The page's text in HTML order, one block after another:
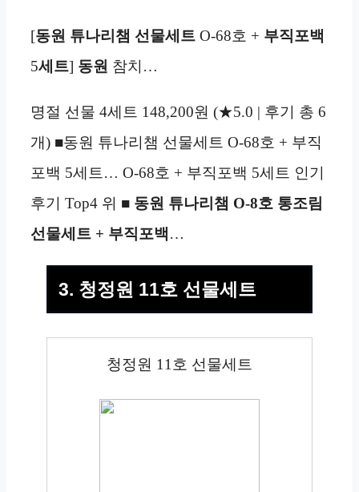
[동원 튜나리챔 선물세트 O-68호 + 부직포백
5세트] 동원 참치…
명절 선물 4세트 148,200원 (★5.0 | 후기 총 6
개) ■동원 튜나리챔 선물세트 O-68호 + 부직
포백 5세트… O-68호 + 부직포백 5세트 인기
후기 Top4 위 ■ 동원 튜나리챔 O-8호 통조림
선물세트 + 부직포백…
3. 청정원 11호 선물세트
청정원 11호 선물세트